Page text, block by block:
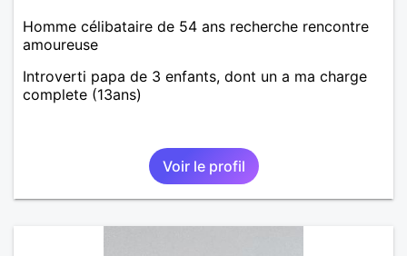
Homme célibataire de 54 ans recherche rencontre
amoureuse
Introverti papa de 3 enfants, dont un a ma charge
complete (13ans)
Voir le profil